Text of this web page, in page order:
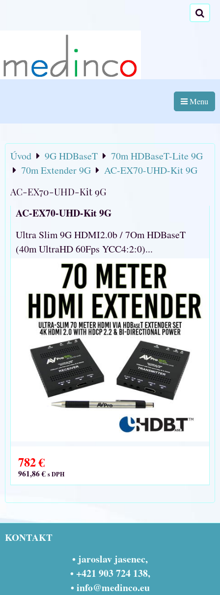
Menu
Úvod 9G HDBaseT
70m HDBaseT-Lite 9G
70m Extender 9G
AC-EX70-UHD-Kit 9G
AC-EX70-UHD-Kit 9G
AC-EX70-UHD-Kit 9G
Ultra Slim 9G HDMI2.0b / 7Om HDBaseT
(40m UltraHD 60Fps YCC4:2:0)...
782 €
961,86 € s DPH
KONTAKT
• jaroslav jasenec,
• +421 903 724 138,
•info@medinco.eu